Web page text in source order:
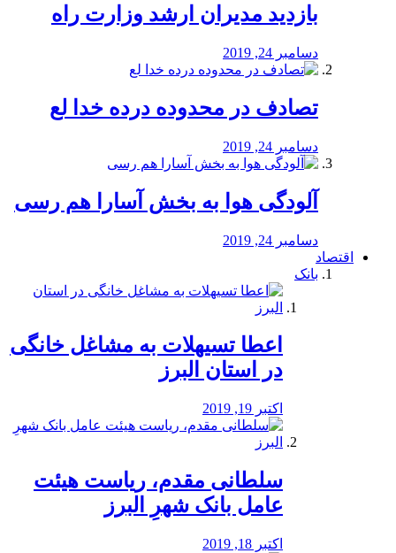
بازدید مدیران ارشد وزارت راه
دسامبر 24, 2019
تصادف در محدوده درده خدا لع
دسامبر 24, 2019
آلودگی هوا به بخش آسارا هم رسی
دسامبر 24, 2019
اقتصاد
بانک
️اعطا تسیهلات به مشاغل خانگی
در استان البرز
اکتبر 19, 2019
سلطانی مقدم، ریاست هیئت
عامل بانک شهرِ البرز
اکتبر 18, 2019